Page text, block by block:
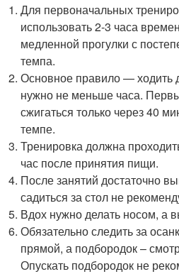
Для первоначальных
использовать 2-3 часа
медленной прогулки с
темпа.
Основное правило — ходить
нужно не меньше часа.
сжигаться только через 40
темпе.
Тренировка должна
час после принятия пищи.
После занятий достаточно
садиться за стол не
Вдох нужно делать носом, а
Обязательно следить за
прямой, а подбородок –
Опускать подбородок не